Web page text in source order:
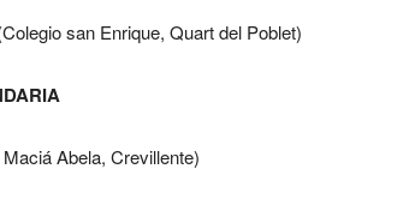
san Enrique, Quart del Poblet)
Abela, Crevillente)